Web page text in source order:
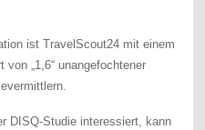
ist TravelScout24 mit einem
„1,6“ unangefochtener
DISQ-Studie interessiert, kann